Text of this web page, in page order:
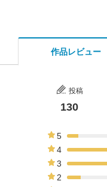
作品レビュー
投稿
130
5
4
3
2